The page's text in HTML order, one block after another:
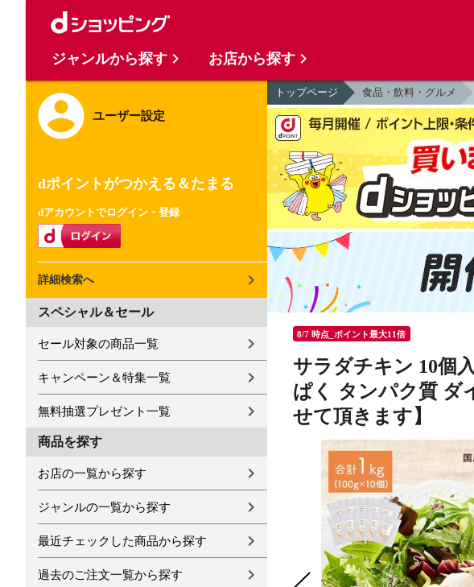
ユーザー設定
dポイントがつかえる＆たまる
dアカウントでログイン・登録
詳細検索へ
スペシャル＆セール
セール対象の商品一覧
キャンペーン＆特集一覧
無料抽選プレゼント一覧
商品を探す
お店の一覧から探す
ジャンルの一覧から探す
最近チェックした商品から探す
過去のご注文一覧から探す
トップページ 食品・飲料・グルメ
8/7 時点_ポイント最大11倍
サラダチキン 10個
ぱく タンパク質 ダ
せて頂きます】
ジャンルから探す お店から探す